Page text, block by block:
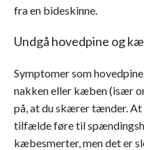
fra en bideskinne.
Undgå hovedpine og
Symptomer som
nakken eller kæben (især
på, at du skærer tænder.
tilfælde føre til
kæbesmerter, men det er